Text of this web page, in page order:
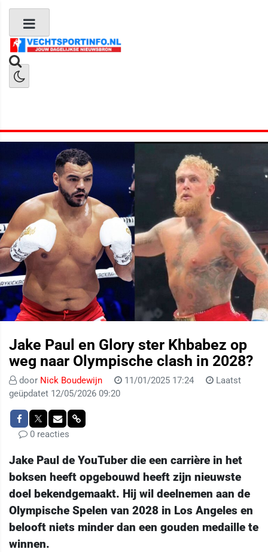
Jake Paul en Glory ster Khbabez op
weg naar Olympische clash in 2028?
door Nick Boudewijn 11/01/2025 17:24
Laatst
geüpdatet 12/05/2026 09:20
0 reacties
Jake Paul de YouTuber die een carrière in het
boksen heeft opgebouwd heeft zijn nieuwste
doel bekendgemaakt. Hij wil deelnemen aan de
Olympische Spelen van 2028 in Los Angeles en
belooft niets minder dan een gouden medaille te
winnen.